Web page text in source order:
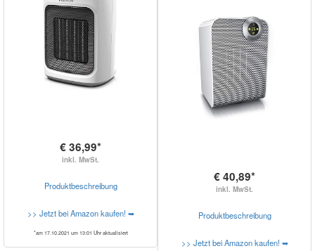
€ 36,99*
inkl. MwSt.
Produktbeschreibung
>> Jetzt bei Amazon kaufen! ➥
*am 17.10.2021 um 13:01 Uhr aktualisiert
€ 40,89*
inkl. MwSt.
Produktbeschreibung
>> Jetzt bei Amazon kaufen! ➥